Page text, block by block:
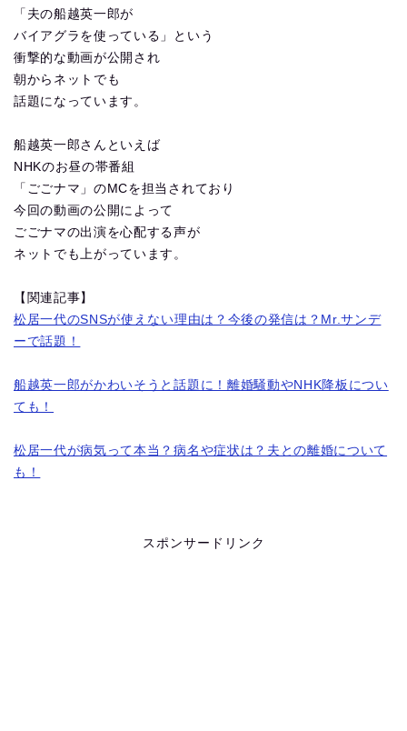
「夫の船越英一郎が
バイアグラを使っている」という
衝撃的な動画が公開され
朝からネットでも
話題になっています。
船越英一郎さんといえば
NHKのお昼の帯番組
「ごごナマ」のMCを担当されており
今回の動画の公開によって
ごごナマの出演を心配する声が
ネットでも上がっています。
【関連記事】
松居一代のSNSが使えない理由は？今後の発信は？Mr.サンデ
ーで話題！
船越英一郎がかわいそうと話題に！離婚騒動やNHK降板につい
ても！
松居一代が病気って本当？病名や症状は？夫との離婚について
も！
スポンサードリンク